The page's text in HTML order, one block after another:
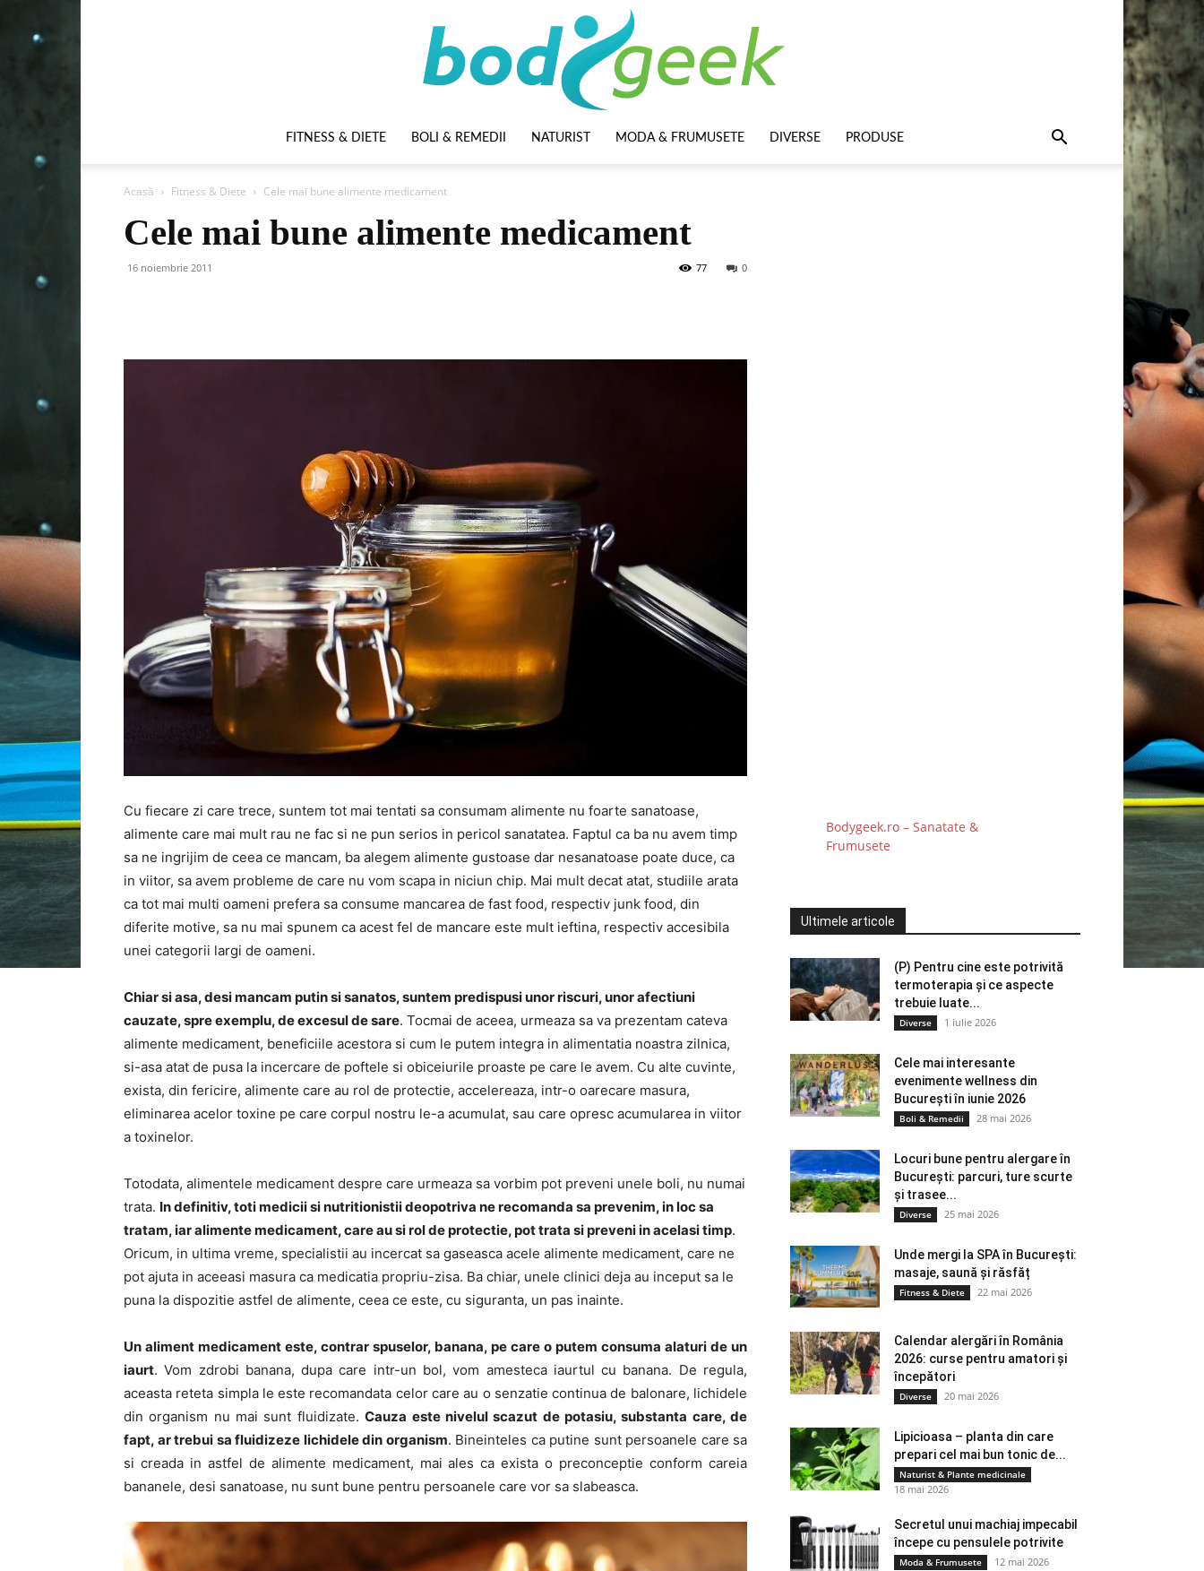
FITNESS & DIETE BOLI & REMEDII NATURIST MODA & FRUMUSETE DIVERSE PRODUSE
Acasă Fitness & Diete Cele mai bune alimente medicament
Cele mai bune alimente medicament
16 noiembrie 2011 0
77
Cu fiecare zi care trece, suntem tot mai tentati sa consumam alimente nu foarte sanatoase,
alimente care mai mult rau ne fac si ne pun serios in pericol sanatatea. Faptul ca ba nu avem timp
sa ne ingrijim de ceea ce mancam, ba alegem alimente gustoase dar nesanatoase poate duce, ca
in viitor, sa avem probleme de care nu vom scapa in niciun chip. Mai mult decat atat, studiile arata
ca tot mai multi oameni prefera sa consume mancarea de fast food, respectiv junk food, din
diferite motive, sa nu mai spunem ca acest fel de mancare este mult ieftina, respectiv accesibila
unei categorii largi de oameni.
Chiar si asa, desi mancam putin si sanatos, suntem predispusi unor riscuri, unor afectiuni
cauzate, spre exemplu, de excesul de sare. Tocmai de aceea, urmeaza sa va prezentam cateva
alimente medicament, beneficiile acestora si cum le putem integra in alimentatia noastra zilnica,
si-asa atat de pusa la incercare de poftele si obiceiurile proaste pe care le avem. Cu alte cuvinte,
exista, din fericire, alimente care au rol de protectie, accelereaza, intr-o oarecare masura,
eliminarea acelor toxine pe care corpul nostru le-a acumulat, sau care opresc acumularea in viitor
a toxinelor.
Totodata, alimentele medicament despre care urmeaza sa vorbim pot preveni unele boli, nu numai
trata. In definitiv, toti medicii si nutritionistii deopotriva ne recomanda sa prevenim, in loc sa
tratam, iar alimente medicament, care au si rol de protectie, pot trata si preveni in acelasi timp.
Oricum, in ultima vreme, specialistii au incercat sa gaseasca acele alimente medicament, care ne
pot ajuta in aceeasi masura ca medicatia propriu-zisa. Ba chiar, unele clinici deja au inceput sa le
puna la dispozitie astfel de alimente, ceea ce este, cu siguranta, un pas inainte.
Un aliment medicament este, contrar spuselor, banana, pe care o putem consuma alaturi de un
iaurt. Vom zdrobi banana, dupa care intr-un bol, vom amesteca iaurtul cu banana. De regula,
aceasta reteta simpla le este recomandata celor care au o senzatie continua de balonare, lichidele
din organism nu mai sunt fluidizate.Cauza este nivelul scazut de potasiu, substanta care, de
fapt, ar trebui sa fluidizeze lichidele din organism. Bineinteles ca putine sunt persoanele care sa
si creada in astfel de alimente medicament, mai ales ca exista o preconceptie conform careia
bananele, desi sanatoase, nu sunt bune pentru persoanele care vor sa slabeasca.
Bodygeek.ro – Sanatate &
Frumusete
Ultimele articole
(P) Pentru cine este potrivită
termoterapia și ce aspecte
trebuie luate...
Diverse 1 iulie 2026
Cele mai interesante
evenimente wellness din
București în iunie 2026
Boli & Remedii 28 mai 2026
Locuri bune pentru alergare în
București: parcuri, ture scurte
și trasee...
Diverse 25 mai 2026
Unde mergi la SPA în București:
masaje, saună și răsfăț
Fitness & Diete 22 mai 2026
Calendar alergări în România
2026: curse pentru amatori și
începători
Diverse 20 mai 2026
Lipicioasa – planta din care
prepari cel mai bun tonic de...
Naturist & Plante medicinale
18 mai 2026
Secretul unui machiaj impecabil
începe cu pensulele potrivite
Moda & Frumusete 12 mai 2026